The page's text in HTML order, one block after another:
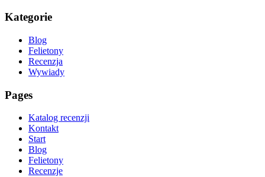
Kategorie
Blog
Felietony
Recenzja
Wywiady
Pages
Katalog recenzji
Kontakt
Start
Blog
Felietony
Recenzje